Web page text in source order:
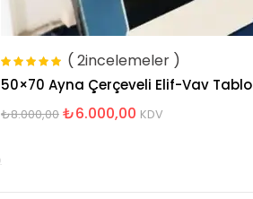
5 üzerinden
5.00 oy aldı
( 2incelemeler )
50×70 Ayna Çerçeveli Elif-Vav Tablo
₺8.000,00 ₺6.000,00 KDV